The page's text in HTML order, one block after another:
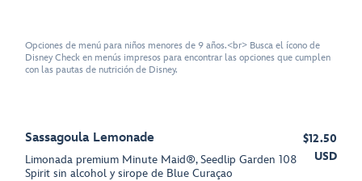
Opciones de menú para niños menores de 9 años.<br> Busca el ícono de
Disney Check en menús impresos para encontrar las opciones que cumplen
con las pautas de nutrición de Disney.
Sassagoula Lemonade
Limonada premium Minute Maid®, Seedlip Garden 108
Spirit sin alcohol y sirope de Blue Curaçao
$12.50
USD